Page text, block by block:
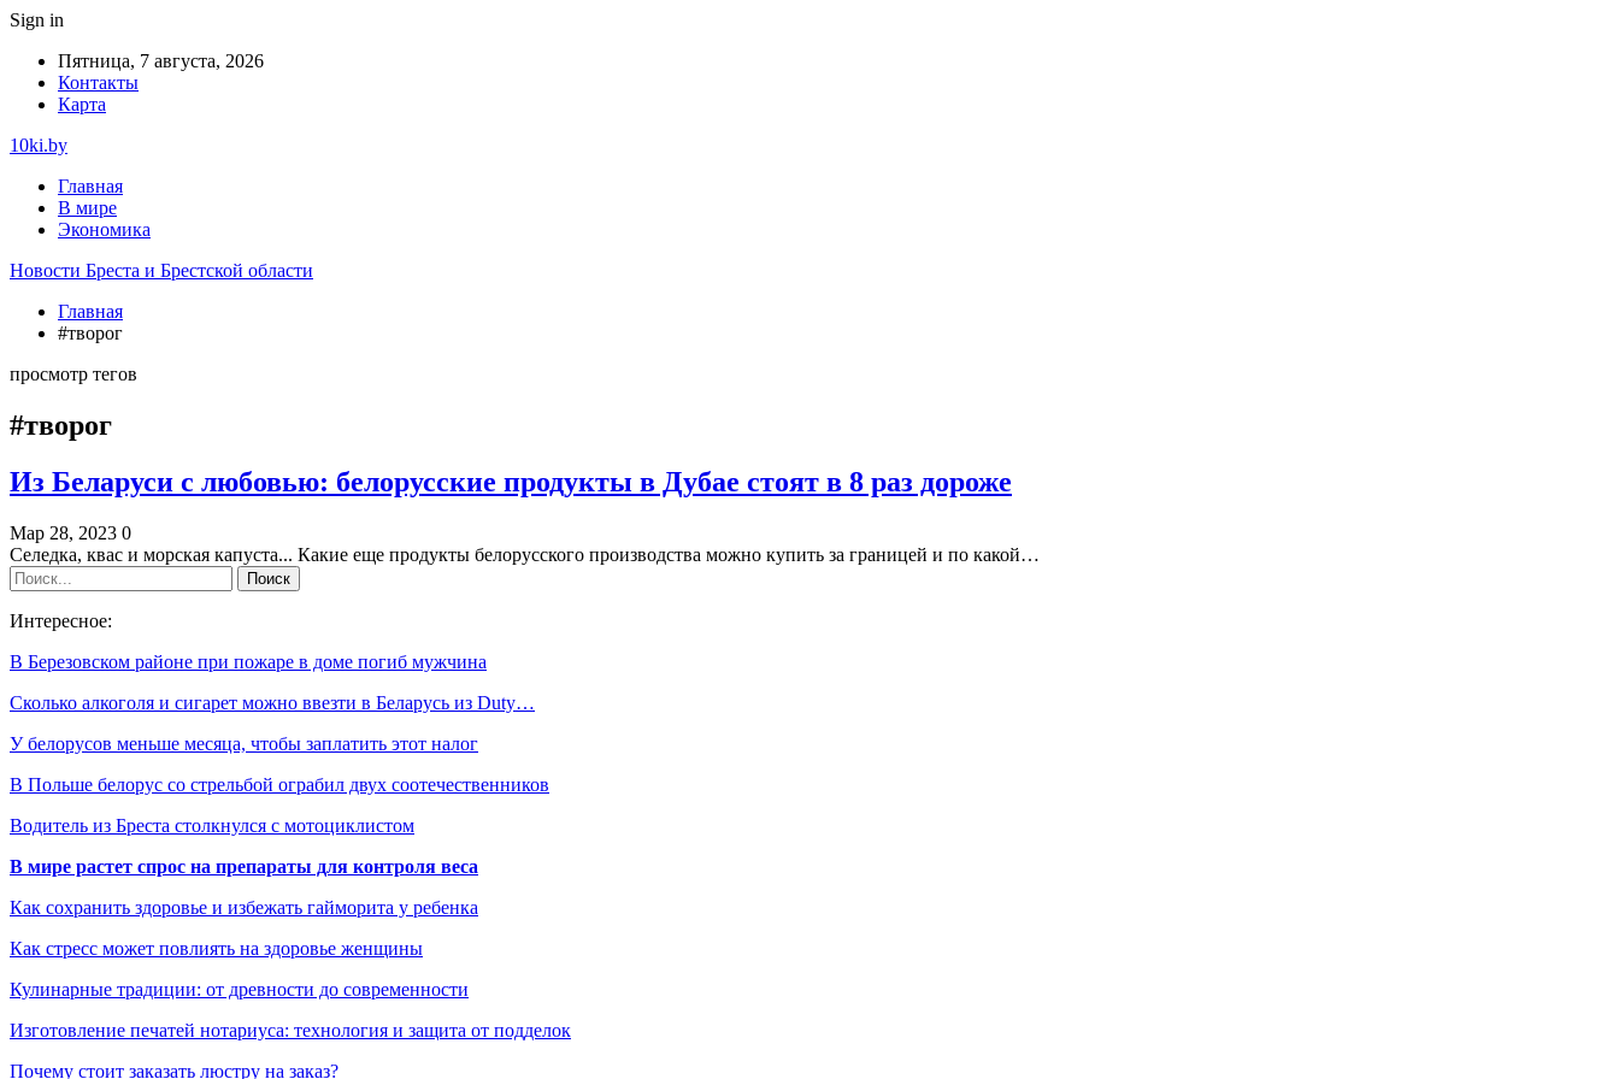
Sign in
Пятница, 7 августа, 2026
Контакты
Карта
10ki.by
Главная
В мире
Экономика
Новости Бреста и Брестской области
Главная
#творог
просмотр тегов
#творог
Из Беларуси с любовью: белорусские продукты в Дубае стоят в 8 раз дороже
Мар 28, 2023 0
Селедка, квас и морская капуста... Какие еще продукты белорусского производства можно купить за границей и по какой…
Интересное:
В Березовском районе при пожаре в доме погиб мужчина
Сколько алкоголя и сигарет можно ввезти в Беларусь из Duty…
У белорусов меньше месяца, чтобы заплатить этот налог
В Польше белорус со стрельбой ограбил двух соотечественников
Водитель из Бреста столкнулся с мотоциклистом
В мире растет спрос на препараты для контроля веса
Как сохранить здоровье и избежать гайморита у ребенка
Как стресс может повлиять на здоровье женщины
Кулинарные традиции: от древности до современности
Изготовление печатей нотариуса: технология и защита от подделок
Почему стоит заказать люстру на заказ?